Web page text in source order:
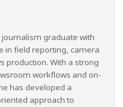
journalism graduate with
in field reporting, camera
production. With a strong
workflows and on-
has developed a
approach to